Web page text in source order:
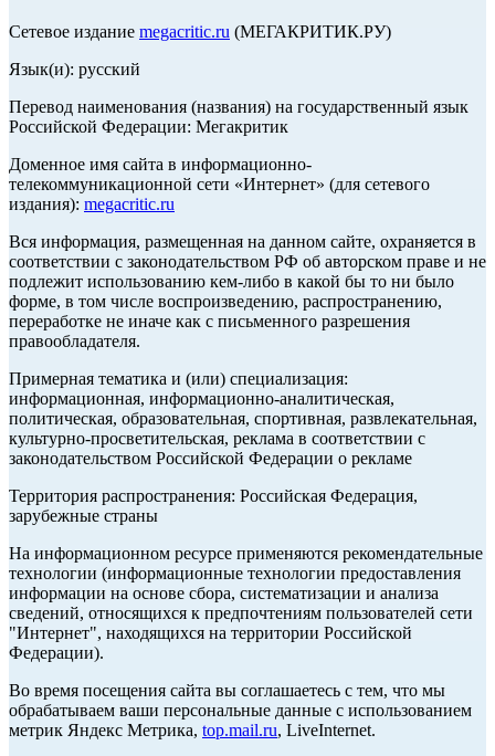
Сетевое издание megacritic.ru (МЕГАКРИТИК.РУ)
Язык(и): русский
Перевод наименования (названия) на государственный язык
Российской Федерации: Мегакритик
Доменное имя сайта в информационно-
телекоммуникационной сети «Интернет» (для сетевого
издания): megacritic.ru
Вся информация, размещенная на данном сайте, охраняется в
соответствии с законодательством РФ об авторском праве и не
подлежит использованию кем-либо в какой бы то ни было
форме, в том числе воспроизведению, распространению,
переработке не иначе как с письменного разрешения
правообладателя.
Примерная тематика и (или) специализация:
информационная, информационно-аналитическая,
политическая, образовательная, спортивная, развлекательная,
культурно-просветительская, реклама в соответствии с
законодательством Российской Федерации о рекламе
Территория распространения: Российская Федерация,
зарубежные страны
На информационном ресурсе применяются рекомендательные
технологии (информационные технологии предоставления
информации на основе сбора, систематизации и анализа
сведений, относящихся к предпочтениям пользователей сети
"Интернет", находящихся на территории Российской
Федерации).
Во время посещения сайта вы соглашаетесь с тем, что мы
обрабатываем ваши персональные данные с использованием
метрик Яндекс Метрика, top.mail.ru, LiveInternet.